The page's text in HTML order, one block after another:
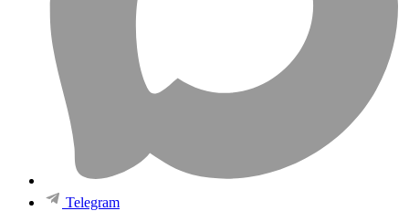
Telegram